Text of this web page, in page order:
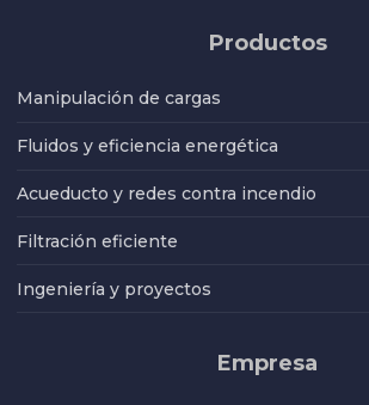
Productos
Manipulación de cargas
Fluidos y eficiencia energética
Acueducto y redes contra incendio
Filtración eficiente
Ingeniería y proyectos
Empresa